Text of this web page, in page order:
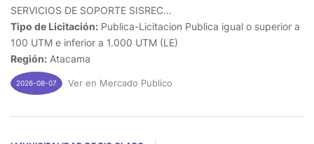
SERVICIOS DE SOPORTE SISREC...
Tipo de Licitación: Publica-Licitacion Publica igual o superior a
100 UTM e inferior a 1.000 UTM (LE)
Región: Atacama
2026-08-07 Ver en Mercado Publico